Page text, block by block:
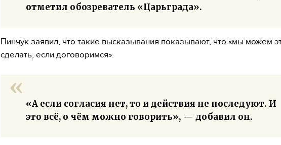
отметил обозреватель «Царьграда».
Пинчук заявил, что такие высказывания показывают, что «мы можем
сделать, если договоримся».
«А если согласия нет, то и действия не последуют. И
это всё, о чём можно говорить», — добавил он.